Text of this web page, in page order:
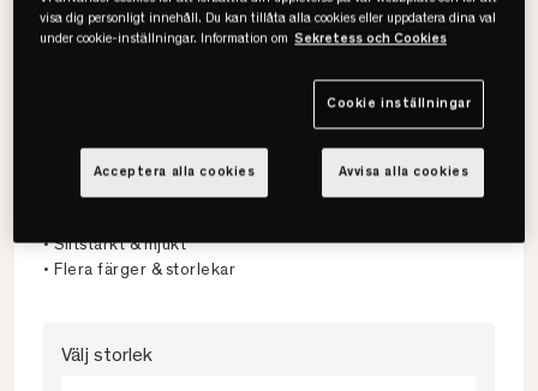
Lovely Linen
Lovely Kimono Morgonrock
• Slitstarkt & mjukt
• Flera färger & storlekar
Välj storlek
visa dig personligt innehåll. Du kan tillåta alla cookies eller uppdatera dina val
under cookie-inställningar. Information om Sekretess och Cookies
Cookie inställningar
Avvisa alla cookies
Acceptera alla cookies